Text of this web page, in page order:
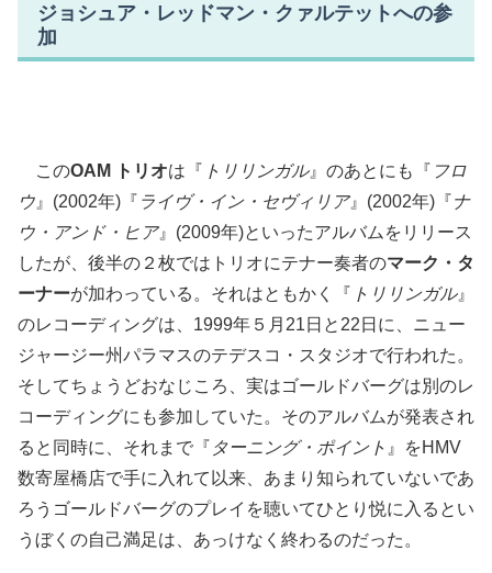
ジョシュア・レッドマン・クァルテットへの参
加
このOAM トリオは『 トリリンガル』のあとにも『 フロ
ウ 』(2002年)『 ライヴ・イン・セヴィリア』(2002年)『ナ
ウ・アンド・ヒア』(2009年)といったアルバムをリリース
したが、後半の２枚ではトリオにテナー奏者のマーク・タ
ーナーが加わっている。それはともかく『 トリリンガル』
のレコーディングは、1999年５月21日と22日に、ニュー
ジャージー州パラマスのテデスコ・スタジオで行われた。
そしてちょうどおなじころ、実はゴールドバーグは別のレ
コーディングにも参加していた。そのアルバムが発表され
ると同時に、それまで『 ターニング・ポイント 』をHMV
数寄屋橋店で手に入れて以来、あまり知られていないであ
ろうゴールドバーグのプレイを聴いてひとり悦に入るとい
うぼくの自己満足は、あっけなく終わるのだった。